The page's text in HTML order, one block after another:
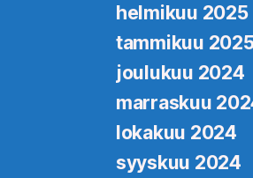
helmikuu 2025
tammikuu
joulukuu 2024
marraskuu
lokakuu 2024
syyskuu 2024